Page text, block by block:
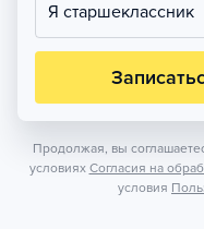
Я старшеклассник
Продолжая, вы
условиях Согласия на
условия